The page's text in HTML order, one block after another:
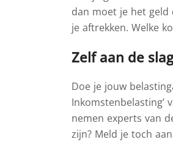
dan moet je het geld
je aftrekken. Welke
Zelf aan de
Doe je jouw
Inkomstenbelasting’
nemen experts van
zijn? Meld je toch